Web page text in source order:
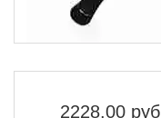
2228.00 руб